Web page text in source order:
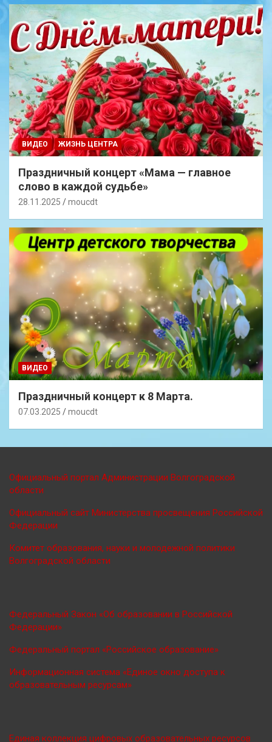
ВИДЕО ЖИЗНЬ ЦЕНТРА
Праздничный концерт «Мама — главное
слово в каждой судьбе»
28.11.2025 moucdt
ВИДЕО
Праздничный концерт к 8 Марта.
07.03.2025 moucdt
Официальный портал Администрации Волгоградской
области
Официальный сайт Министерства просвещения Российской
Федерации
Комитет образования, науки и молодежной политики
Волгоградской области
Федеральный Закон «Об образовании в Российской
Федерации»
Федеральный портал «Российское образование»
Информационная система «Единое окно доступа к
образовательным ресурсам»
Единая коллекция цифровых образовательных ресурсов